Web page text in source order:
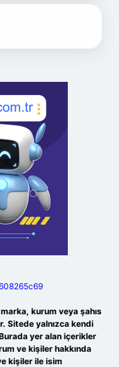
kurum veya şahıs
Sitede yalnızca kendi
yer alan içerikler
ve kişiler hakkında
kişiler ile isim